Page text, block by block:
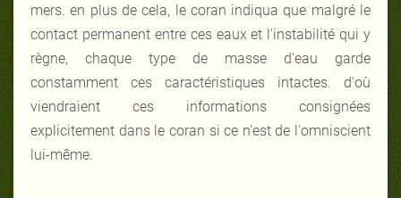
mers. en plus de cela, le coran indiqua que malgré le
contact permanent entre ces eaux et l'instabilité qui y
règne, chaque type de masse d'eau garde
constamment ces caractéristiques intactes. d'où
viendraient ces informations consignées
explicitement dans le coran si ce n'est de l'omniscient
lui-même.